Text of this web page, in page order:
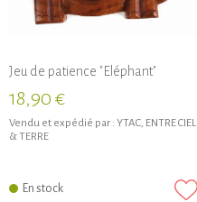
Jeu de patience "Eléphant"
18,90 €
Vendu et expédié par : YTAC, ENTRE CIEL
& TERRE
En stock